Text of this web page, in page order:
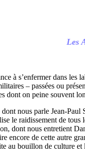
Les
à s’enfermer dans
– passées ou
dont on peine souvent
nous parle Jean-
le raidissement de
dont nous entretient
encore de cette autre
bouillon de culture et